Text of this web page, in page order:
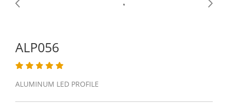
ALP056
ALUMINUM LED PROFILE